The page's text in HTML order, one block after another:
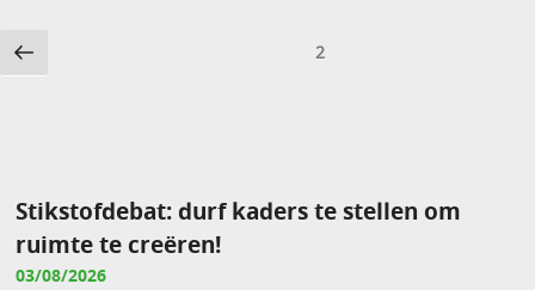
Berichten
paginering
Vorige
pagina
2
Stikstofdebat: durf kaders te stellen om
ruimte te creëren!
03/08/2026